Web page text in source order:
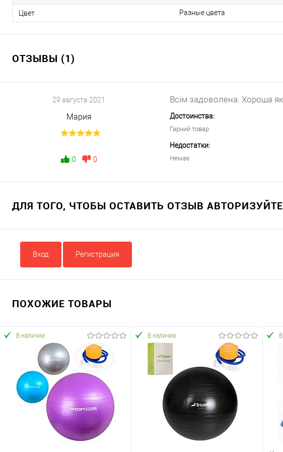
Цвет Разные цвета
ОТЗЫВЫ (1)
29 августа 2021
Мария
0 0
Всім задоволена. Хороша
Достоинства:
Гарний товар
Недостатки:
Немає
ДЛЯ ТОГО, ЧТОБЫ ОСТАВИТЬ ОТЗЫВ
Вход Регистрация
ПОХОЖИЕ ТОВАРЫ
В наличии В наличии